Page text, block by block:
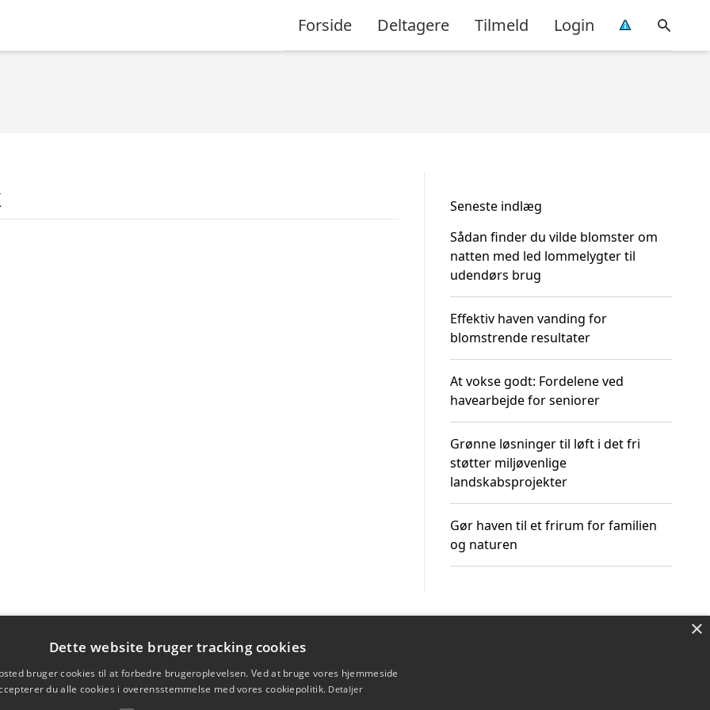
Forside Deltagere Tilmeld Login
Seneste indlæg
Sådan finder du vilde blomster om
natten med led lommelygter til
udendørs brug
Effektiv haven vanding for
blomstrende resultater
At vokse godt: Fordelene ved
havearbejde for seniorer
Grønne løsninger til løft i det fri
støtter miljøvenlige
landskabsprojekter
Gør haven til et frirum for familien
og naturen
×
Dette website bruger tracking cookies
bruger cookies til at forbedre brugeroplevelsen. Ved at bruge vores hjemmeside
du alle cookies i overensstemmelse med vores cookiepolitik. Detaljer